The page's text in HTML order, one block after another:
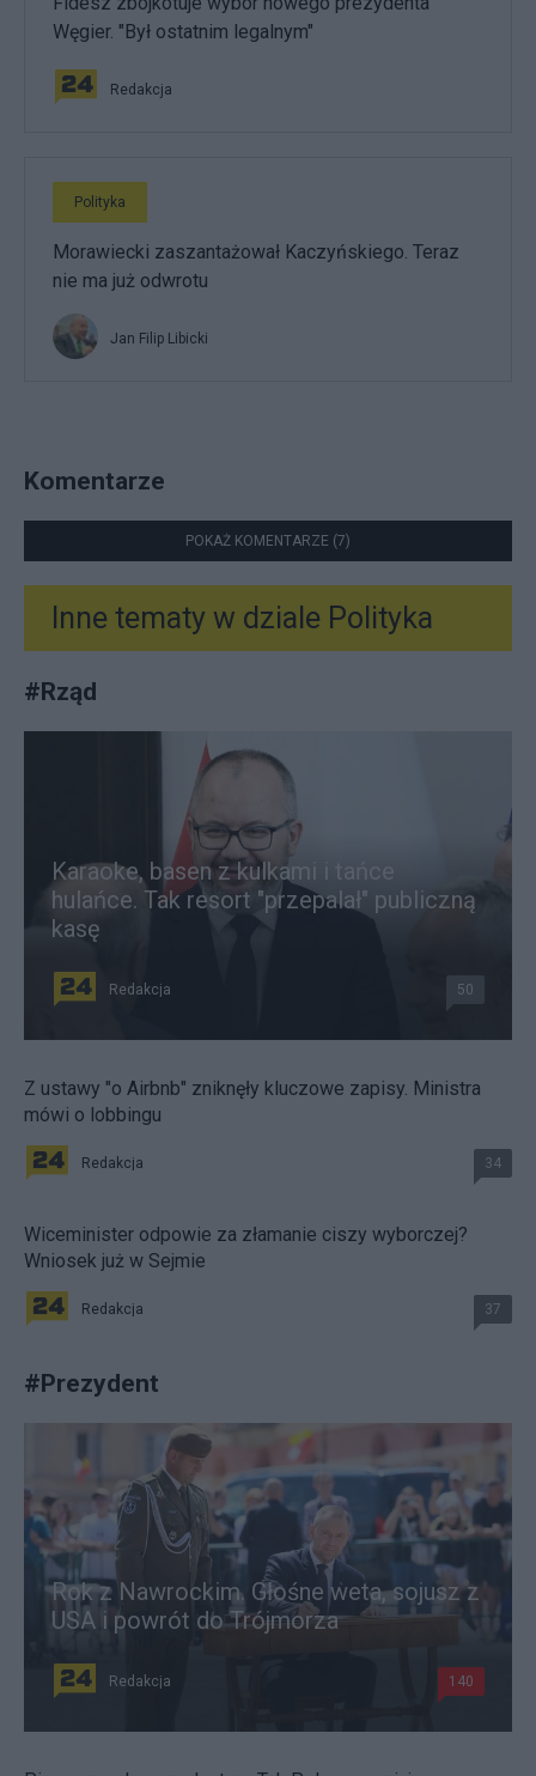
Węgier. "Był ostatnim legalnym"
Redakcja
Polityka
Morawiecki zaszantażował Kaczyńskiego. Teraz
nie ma już odwrotu
Jan Filip Libicki
Komentarze
POKAŻ KOMENTARZE (7)
Inne tematy w dziale Polityka
#Rząd
Karaoke, basen z kulkami i tańce
hulańce. Tak resort "przepalał" publiczną
kasę
Redakcja 50
Z ustawy "o Airbnb" zniknęły kluczowe zapisy. Ministra
mówi o lobbingu
Redakcja 34
Wiceminister odpowie za złamanie ciszy wyborczej?
Wniosek już w Sejmie
Redakcja 37
#Prezydent
Rok z Nawrockim. Głośne weta, sojusz z
USA i powrót do Trójmorza
Redakcja 140